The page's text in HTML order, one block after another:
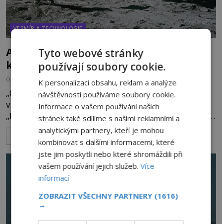
VESMÍR A TECHNOLOGIE
Astronauti mají společnost: Co létá
kolem Měsíce?
OD KAROLÍNA TRNKOVÁ 7.2.2025 2.8TIS
„Co to bylo? Co to ksakru bylo? To je vše, co chci
vědět!" křičí rozrušený americký astronaut Edwin
„Buzz“ Aldrin (*1930). Je 21. července 1969 a první
muži ze Země se procházejí po povrchu Měsíce.
Přímý přenos byl před okamžikem přerušen. Došlo
k tomu poté, co jeden z astronautů prohlásil, že
na okraji nedalekého kráteru pozoruje světlo.
Několik radioamatérů však odposlechne i
pokračování přenosu
ZOBRAZIT VÍCE
Tyto webové stránky
používají soubory cookie.
K personalizaci obsahu, reklam a analýze
návštěvnosti používáme soubory cookie.
Informace o vašem používání našich
stránek také sdílíme s našimi reklamními a
analytickými partnery, kteří je mohou
kombinovat s dalšími informacemi, které
jste jim poskytli nebo které shromáždili při
vašem používání jejich služeb.Více
informací
ZOBRAZIT VŠECHNY PARTNERY (1616)
→